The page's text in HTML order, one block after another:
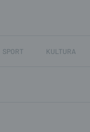
SPORT KULTURA